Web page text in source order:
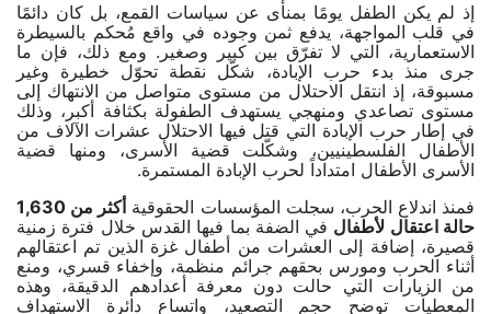
إذ لم يكن الطفل يومًا بمنأى عن سياسات القمع، بل كان دائمًا
في قلب المواجهة، يدفع ثمن وجوده في واقع مُحكم بالسيطرة
الاستعمارية، التي لا تفرّق بين كبير وصغير. ومع ذلك، فإن ما
جرى منذ بدء حرب الإبادة، شكّل نقطة تحوّل خطيرة وغير
مسبوقة، إذ انتقل الاحتلال من مستوى متواصل من الانتهاك إلى
مستوى تصاعدي ومنهجي يستهدف الطفولة بكثافة أكبر، وذلك
في إطار حرب الإبادة التي قتل فيها الاحتلال عشرات الآلاف من
الأطفال الفلسطينيين، وشكّلت قضية الأسرى، ومنها قضية
الأسرى الأطفال امتداداً لحرب الإبادة المستمرة.
فمنذ اندلاع الحرب، سجلت المؤسسات الحقوقية
أكثر من 1,630
حالة اعتقال لأطفالفي الضفة بما فيها القدس خلال فترة زمنية
قصيرة، إضافة إلى العشرات من أطفال غزة الذين تم اعتقالهم
أثناء الحرب ومورس بحقهم جرائم منظمة، وإخفاء قسري، ومنع
من الزيارات التي حالت دون معرفة أعدادهم الدقيقة، وهذه
المعطيات توضح حجم التصعيد، واتساع دائرة الاستهداف